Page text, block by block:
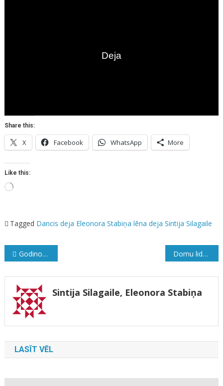
Share this:
X Facebook WhatsApp More
Like this:
Loading…
Tagged Dancis deja Eleonora Stabiņa lēna deja Sintija Silagaile
Ziņu
Godinot Ziedoni, Liepāju un Ventspili pieskandinās dzeja Domu lidojums un vēriens
Sintija Silagaile, Eleonora Stabiņa
LASĪT VĒL